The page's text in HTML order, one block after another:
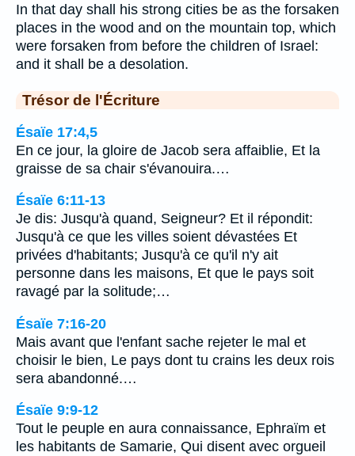
In that day shall his strong cities be as the forsaken
places in the wood and on the mountain top, which
were forsaken from before the children of Israel:
and it shall be a desolation.
Trésor de l'Écriture
Ésaïe 17:4,5
En ce jour, la gloire de Jacob sera affaiblie, Et la
graisse de sa chair s'évanouira.…
Ésaïe 6:11-13
Je dis: Jusqu'à quand, Seigneur? Et il répondit:
Jusqu'à ce que les villes soient dévastées Et
privées d'habitants; Jusqu'à ce qu'il n'y ait
personne dans les maisons, Et que le pays soit
ravagé par la solitude;…
Ésaïe 7:16-20
Mais avant que l'enfant sache rejeter le mal et
choisir le bien, Le pays dont tu crains les deux rois
sera abandonné.…
Ésaïe 9:9-12
Tout le peuple en aura connaissance, Ephraïm et
les habitants de Samarie, Qui disent avec orgueil